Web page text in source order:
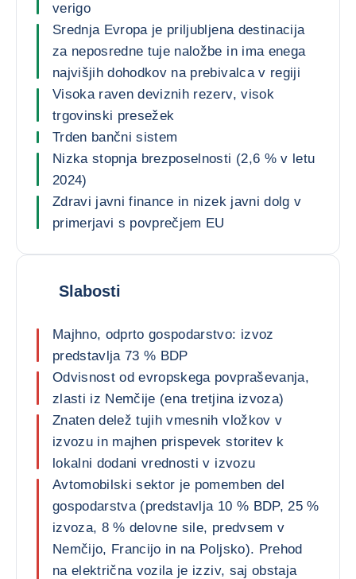
verigo
Srednja Evropa je priljubljena destinacija
za neposredne tuje naložbe in ima enega
najvišjih dohodkov na prebivalca v regiji
Visoka raven deviznih rezerv, visok
trgovinski presežek
Trden bančni sistem
Nizka stopnja brezposelnosti (2,6 % v letu
2024)
Zdravi javni finance in nizek javni dolg v
primerjavi s povprečjem EU
Slabosti
Majhno, odprto gospodarstvo: izvoz
predstavlja 73 % BDP
Odvisnost od evropskega povpraševanja,
zlasti iz Nemčije (ena tretjina izvoza)
Znaten delež tujih vmesnih vložkov v
izvozu in majhen prispevek storitev k
lokalni dodani vrednosti v izvozu
Avtomobilski sektor je pomemben del
gospodarstva (predstavlja 10 % BDP, 25 %
izvoza, 8 % delovne sile, predvsem v
Nemčijo, Francijo in na Poljsko). Prehod
na električna vozila je izziv, saj obstaja